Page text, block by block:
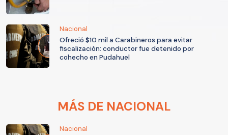
Nacional
Ofreció $10 mil a Carabineros para evitar
fiscalización: conductor fue detenido por
cohecho en Pudahuel
MÁS DE NACIONAL
Nacional